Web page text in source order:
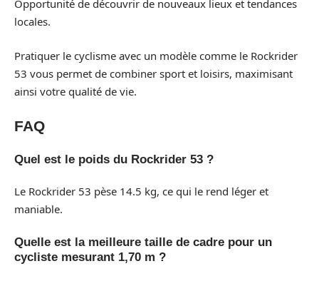
Opportunité de découvrir de nouveaux lieux et tendances
locales.
Pratiquer le cyclisme avec un modèle comme le Rockrider
53 vous permet de combiner sport et loisirs, maximisant
ainsi votre qualité de vie.
FAQ
Quel est le poids du Rockrider 53 ?
Le Rockrider 53 pèse 14.5 kg, ce qui le rend léger et
maniable.
Quelle est la meilleure taille de cadre pour un
cycliste mesurant 1,70 m ?